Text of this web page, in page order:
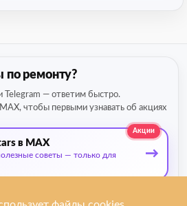
по ремонту?
Telegram — ответим быстро.
чтобы первыми узнавать об акциях
Акции
в MAX
советы — только для
→